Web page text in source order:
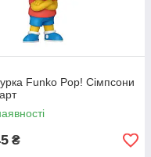
Funko Pop! Сімпсони
₴